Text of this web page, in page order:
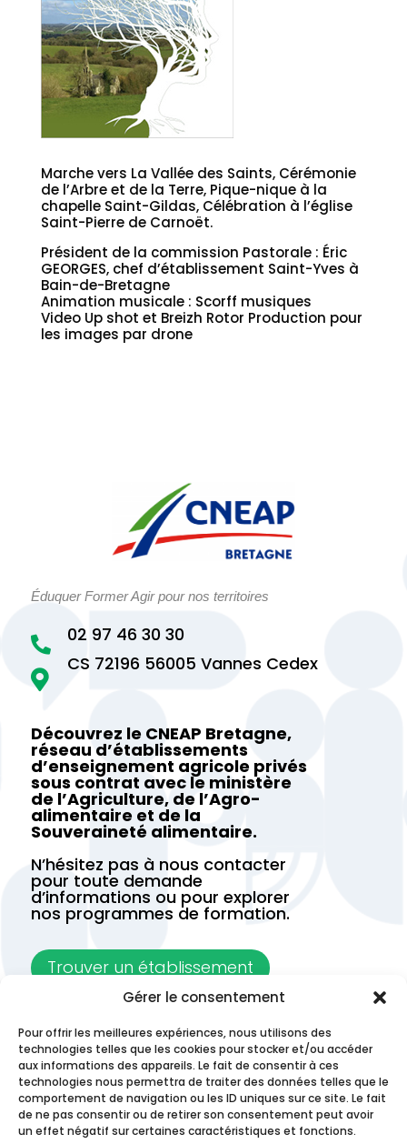
Gérer le consentement
Pour offrir les meilleures expériences, nous utilisons des
technologies telles que les cookies pour stocker et/ou accéder
aux informations des appareils. Le fait de consentir à ces
technologies nous permettra de traiter des données telles que le
comportement de navigation ou les ID uniques sur ce site. Le fait
de ne pas consentir ou de retirer son consentement peut avoir
un effet négatif sur certaines caractéristiques et fonctions.
Marche vers La Vallée des Saints, Cérémonie
de l’Arbre et de la Terre, Pique-nique à la
chapelle Saint-Gildas, Célébration à l’église
Saint-Pierre de Carnoët.
Président de la commission Pastorale : Éric
GEORGES, chef d’établissement Saint-Yves à
Bain-de-Bretagne
Animation musicale : Scorff musiques
Video Up shot et Breizh Rotor Production pour
les images par drone
Éduquer Former Agir pour nos territoires


CS 72196 56005 Vannes Cedex
02 97 46 30 30
Découvrez le CNEAP Bretagne,
réseau d’établissements
d’enseignement agricole privés
sous contrat avec le ministère
de l’Agriculture, de l’Agro-
alimentaire et de la
Souveraineté alimentaire.
N’hésitez pas à nous contacter
pour toute demande
d’informations ou pour explorer
nos programmes de formation.
Trouver un établissement